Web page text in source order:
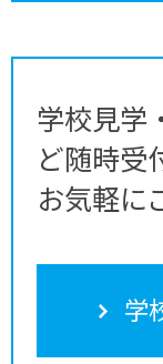
学校見学
ど随時受
お気軽に
学